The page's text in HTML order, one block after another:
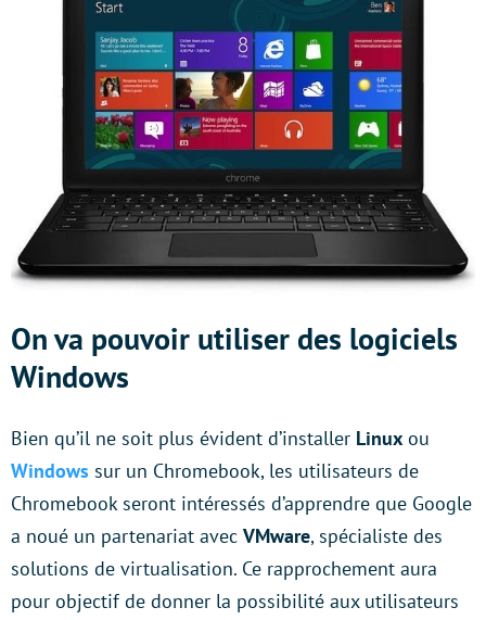
On va pouvoir utiliser des logiciels
Windows
Bien qu’il ne soit plus évident d’installer Linux ou
Windows sur un Chromebook, les utilisateurs de
Chromebook seront intéressés d’apprendre que Google
a noué un partenariat avec VMware, spécialiste des
solutions de virtualisation. Ce rapprochement aura
pour objectif de donner la possibilité aux utilisateurs